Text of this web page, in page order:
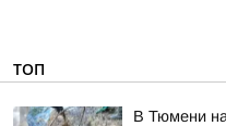
ТОП
В Тюмени